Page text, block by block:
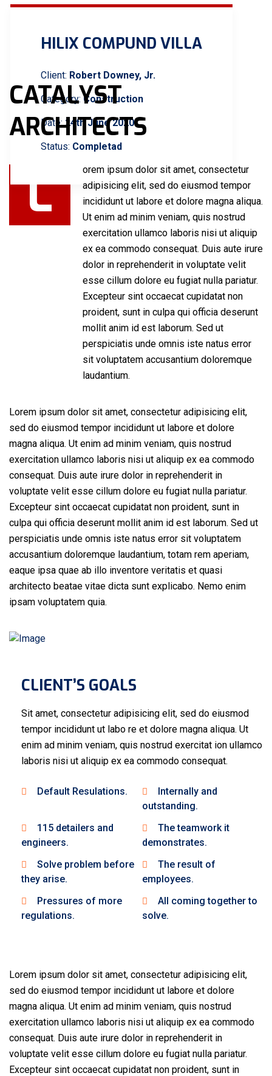
HILIX COMPUND VILLA
Client: Robert Downey, Jr.
Category:Construction
Date:24th June 2020
Status: Completad
CATALYST
ARCHITECTS
L
orem ipsum dolor sit amet, consectetur
adipisicing elit, sed do eiusmod tempor
incididunt ut labore et dolore magna aliqua.
Ut enim ad minim veniam, quis nostrud
exercitation ullamco laboris nisi ut aliquip
ex ea commodo consequat. Duis aute irure
dolor in reprehenderit in voluptate velit
esse cillum dolore eu fugiat nulla pariatur.
Excepteur sint occaecat cupidatat non
proident, sunt in culpa qui officia deserunt
mollit anim id est laborum. Sed ut
perspiciatis unde omnis iste natus error
sit voluptatem accusantium doloremque
laudantium.
Lorem ipsum dolor sit amet, consectetur adipisicing elit,
sed do eiusmod tempor incididunt ut labore et dolore
magna aliqua. Ut enim ad minim veniam, quis nostrud
exercitation ullamco laboris nisi ut aliquip ex ea commodo
consequat. Duis aute irure dolor in reprehenderit in
voluptate velit esse cillum dolore eu fugiat nulla pariatur.
Excepteur sint occaecat cupidatat non proident, sunt in
culpa qui officia deserunt mollit anim id est laborum. Sed ut
perspiciatis unde omnis iste natus error sit voluptatem
accusantium doloremque laudantium, totam rem aperiam,
eaque ipsa quae ab illo inventore veritatis et quasi
architecto beatae vitae dicta sunt explicabo. Nemo enim
ipsam voluptatem quia.
CLIENT’S GOALS
Sit amet, consectetur adipisicing elit, sed do eiusmod
tempor incididunt ut labo re et dolore magna aliqua. Ut
enim ad minim veniam, quis nostrud exercitat ion ullamco
laboris nisi ut aliquip ex ea commodo consequat.
Default Resulations.
Internally and
outstanding.
115 detailers and
engineers.
The teamwork it
demonstrates.
Solve problem before
they arise.
The result of
employees.
Pressures of more
regulations.
All coming together to
solve.
Lorem ipsum dolor sit amet, consectetur adipisicing elit,
sed do eiusmod tempor incididunt ut labore et dolore
magna aliqua. Ut enim ad minim veniam, quis nostrud
exercitation ullamco laboris nisi ut aliquip ex ea commodo
consequat. Duis aute irure dolor in reprehenderit in
voluptate velit esse cillum dolore eu fugiat nulla pariatur.
Excepteur sint occaecat cupidatat non proident, sunt in